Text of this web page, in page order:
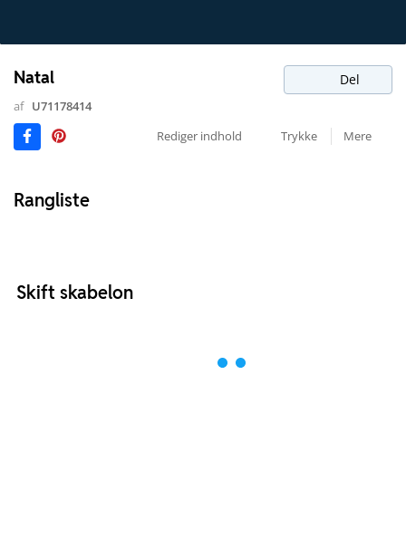
Natal Del
af U71178414
Rediger indhold
Trykke Mere
Rangliste
Skift skabelon